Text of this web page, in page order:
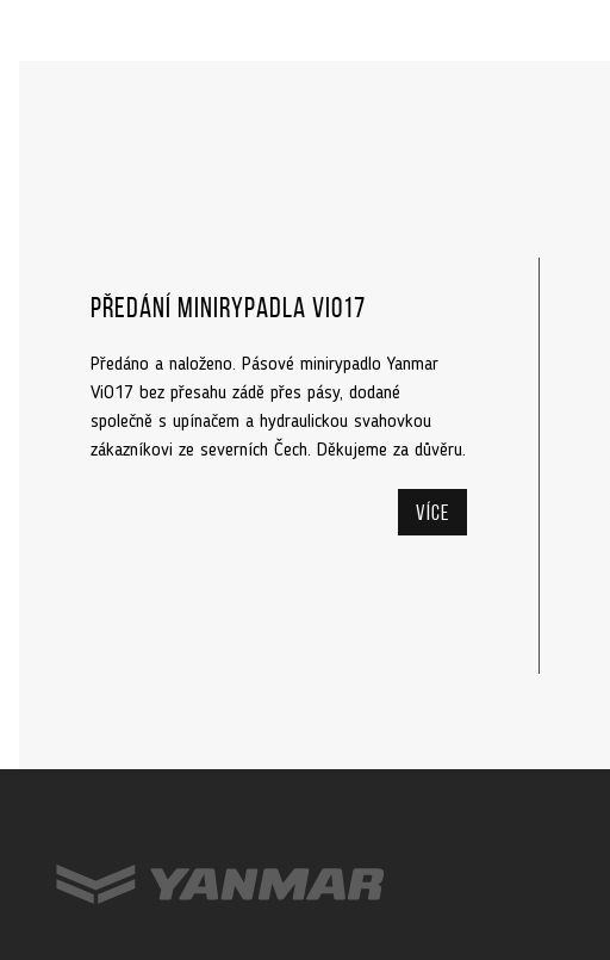
Předání minirypadla ViO17
Předáno a naloženo. Pásové minirypadlo Yanmar
ViO17 bez přesahu zádě přes pásy, dodané
společně s upínačem a hydraulickou svahovkou
zákazníkovi ze severních Čech. Děkujeme za důvěru.
Více